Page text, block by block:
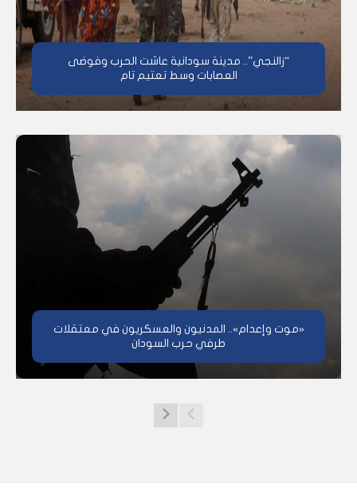
“زالنجي”.. مدينة سودانية عاشت الحرب وفوضى
العصابات وسط تعتيم تام
«موت وإعدام».. المدنيون والعسكريون في معتقلات
طرفي حرب السودان